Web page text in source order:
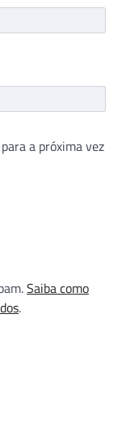
a próxima vez
Saiba como
.